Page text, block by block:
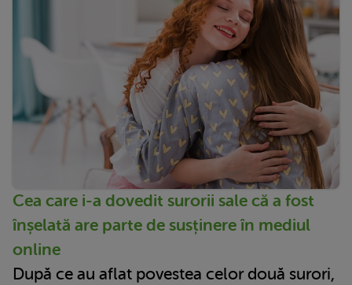
Cea care i-a dovedit surorii sale că a fost
înșelată are parte de susținere în mediul
online
După ce au aflat povestea celor două surori,